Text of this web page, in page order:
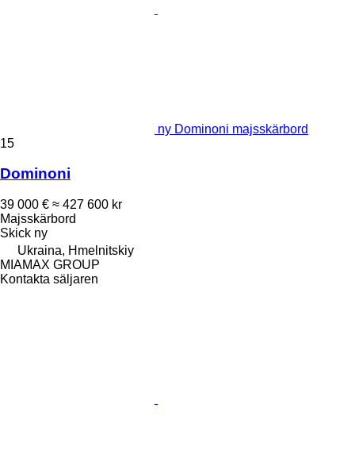
ny Dominoni majsskärbord
15
Dominoni
39 000 € ≈ 427 600 kr
Majsskärbord
Skick ny
Ukraina, Hmelnitskiy
MIAMAX GROUP
Kontakta säljaren